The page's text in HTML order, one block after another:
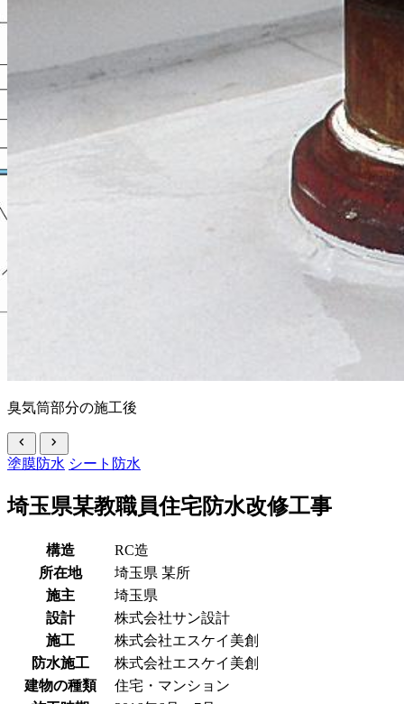
臭気筒部分の施工後
chevron_left chevron_right
塗膜防水 シート防水
埼玉県某教職員住宅防水改修工事
構造
RC造
所在地
埼玉県 某所
施主
埼玉県
設計
株式会社サン設計
施工
株式会社エスケイ美創
防水施工
株式会社エスケイ美創
建物の種類
住宅・マンション